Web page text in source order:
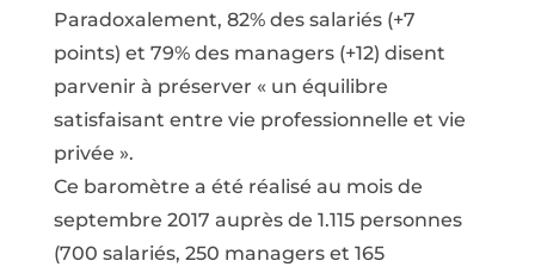
Paradoxalement, 82% des salariés (+7
points) et 79% des managers (+12) disent
parvenir à préserver « un équilibre
satisfaisant entre vie professionnelle et vie
privée ».
Ce baromètre a été réalisé au mois de
septembre 2017 auprès de 1.115 personnes
(700 salariés, 250 managers et 165